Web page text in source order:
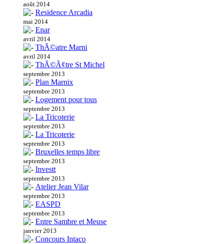
août 2014
Residence Arcadia
mai 2014
Enar
avril 2014
ThÃ©atre Marni
avril 2014
ThÃ©Ã¢tre St Michel
septembre 2013
Plan Marnix
septembre 2013
Logement pour tous
septembre 2013
La Tricoterie
septembre 2013
La Tricoterie
septembre 2013
Bruxelles temps libre
septembre 2013
Investt
septembre 2013
Atelier Jean Vilar
septembre 2013
EASPD
septembre 2013
Entre Sambre et Meuse
janvier 2013
Concours Intaco